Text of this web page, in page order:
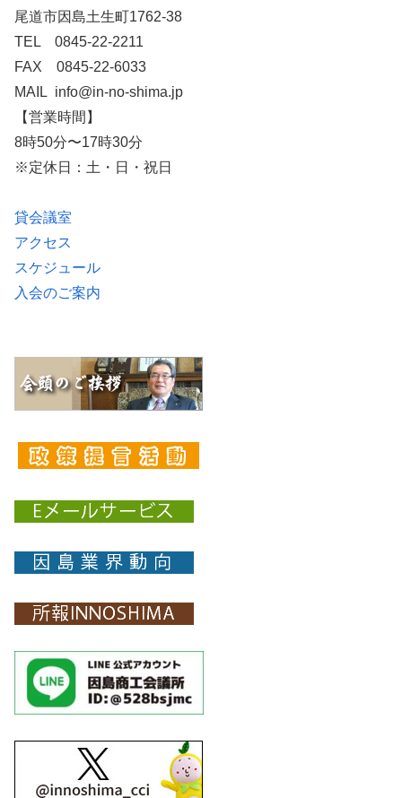
尾道市因島土生町1762-38
TEL 0845-22-2211
FAX 0845-22-6033
MAIL info@in-no-shima.jp
【営業時間】
8時50分〜17時30分
※定休日：土・日・祝日
貸会議室
アクセス
スケジュール
入会のご案内